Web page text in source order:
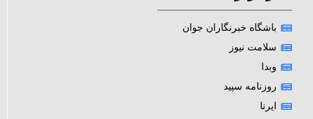
باشگاه خبرنگاران جوان
سلامت نیوز
وبدا
روزنامه سپید
ایرنا